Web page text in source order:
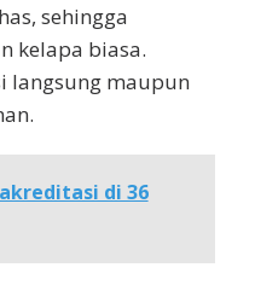
sehingga
kelapa biasa.
langsung maupun
di 36